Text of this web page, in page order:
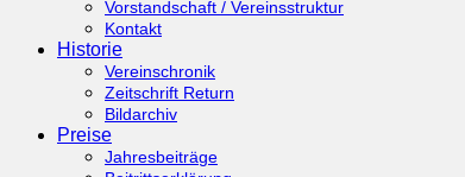
Vorstandschaft / Vereinsstruktur
Kontakt
Historie
Vereinschronik
Zeitschrift Return
Bildarchiv
Preise
Jahresbeiträge